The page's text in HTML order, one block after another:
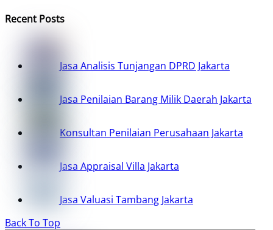
Recent Posts
Jasa Analisis Tunjangan DPRD Jakarta
Jasa Penilaian Barang Milik Daerah Jakarta
Konsultan Penilaian Perusahaan Jakarta
Jasa Appraisal Villa Jakarta
Jasa Valuasi Tambang Jakarta
Back To Top